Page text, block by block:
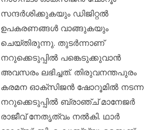
സന്ദര്‍ശിക്കുകയും ഡിജിറ്റല്‍
ഉപകരണങ്ങള്‍ വാങ്ങുകയും
ചെയ്തിരുന്നു. തുടര്‍ന്നാണ്
നറുക്കെടുപ്പില്‍ പങ്കെടുക്കുവാന്‍
അവസരം ലഭിച്ചത്. തിരുവനന്തപുരം
കരമന ഓക്‌സിജന്‍ ഷോറൂമില്‍ നടന്ന
നറുക്കെടുപ്പില്‍ ബ്രാഞ്ച് മാനേജര്‍
രാജീവ് നേതൃത്വം നല്‍കി. ഥാര്‍